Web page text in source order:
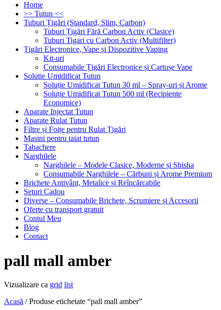
Home
>> Tutun <<
Tuburi Țigări (Standard, Slim, Carbon)
Tuburi Țigări Fără Carbon Activ (Clasice)
Tuburi Tigari cu Carbon Activ (Multifilter)
Țigări Electronice, Vape și Dispozitive Vaping
Kit-uri
Consumabile Țigări Electronice și Cartușe Vape
Solutie Umidificat Tutun
Soluție Umidificat Tutun 30 ml – Spray-uri și Arome
Soluție Umidificat Tutun 500 ml (Recipiente
Economice)
Aparate Injectat Tutun
Aparate Rulat Tutun
Filtre și Foițe pentru Rulat Țigări
Masini pentru taiat tutun
Tabachere
Narghilele
Narghilele – Modele Clasice, Moderne și Shisha
Consumabile Narghilele – Cărbuni și Arome Premium
Brichete Antivânt, Metalice și Reîncărcabile
Seturi Cadou
Diverse – Consumabile Brichete, Scrumiere și Accesorii
Oferte cu transport gratuit
Contul Meu
Blog
Contact
pall mall amber
Vizualizare ca grid list
Acasă / Produse etichetate “pall mall amber”